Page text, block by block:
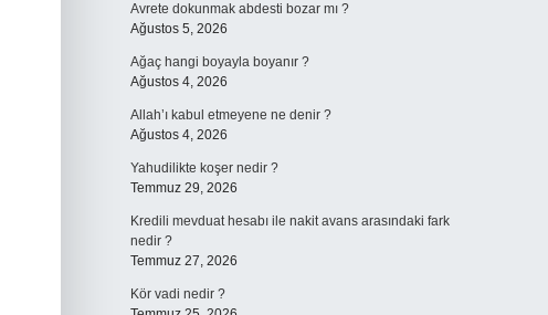
Avrete dokunmak abdesti bozar mı ?
Ağustos 5, 2026
Ağaç hangi boyayla boyanır ?
Ağustos 4, 2026
Allah’ı kabul etmeyene ne denir ?
Ağustos 4, 2026
Yahudilikte koşer nedir ?
Temmuz 29, 2026
Kredili mevduat hesabı ile nakit avans arasındaki fark
nedir ?
Temmuz 27, 2026
Kör vadi nedir ?